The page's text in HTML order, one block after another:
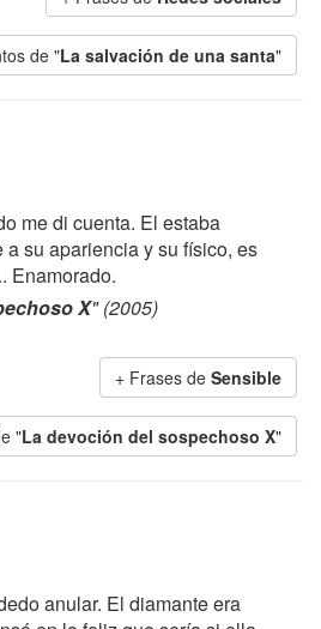
de "La salvación de una santa"
me di cuenta. El estaba
su apariencia y su físico, es
Enamorado.
X" (2005)
+ Frases de Sensible
"La devoción del sospechoso X"
anular. El diamante era